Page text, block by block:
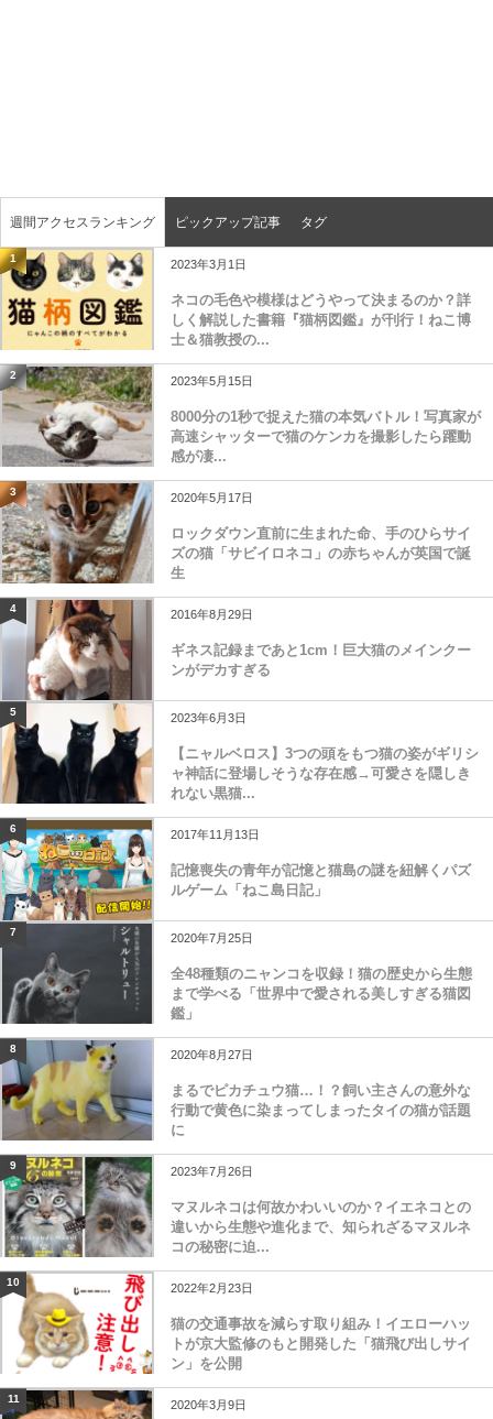
週間アクセスランキング ピックアップ記事 タグ
1 2023年3月1日
ネコの毛色や模様はどうやって決まるのか？詳
しく解説した書籍『猫柄図鑑』が刊行！ねこ博
士＆猫教授の...
2 2023年5月15日
8000分の1秒で捉えた猫の本気バトル！写真家が
高速シャッターで猫のケンカを撮影したら躍動
感が凄...
3 2020年5月17日
ロックダウン直前に生まれた命、手のひらサイ
ズの猫「サビイロネコ」の赤ちゃんが英国で誕
生
4 2016年8月29日
ギネス記録まであと1cm！巨大猫のメインクー
ンがデカすぎる
5 2023年6月3日
【ニャルベロス】3つの頭をもつ猫の姿がギリシ
ャ神話に登場しそうな存在感→可愛さを隠しき
れない黒猫...
6 2017年11月13日
記憶喪失の青年が記憶と猫島の謎を紐解くパズ
ルゲーム「ねこ島日記」
7 2020年7月25日
全48種類のニャンコを収録！猫の歴史から生態
まで学べる「世界中で愛される美しすぎる猫図
鑑」
8 2020年8月27日
まるでピカチュウ猫…！？飼い主さんの意外な
行動で黄色に染まってしまったタイの猫が話題
に
9 2023年7月26日
マヌルネコは何故かわいいのか？イエネコとの
違いから生態や進化まで、知られざるマヌルネ
コの秘密に迫...
10 2022年2月23日
猫の交通事故を減らす取り組み！イエローハッ
トが京大監修のもと開発した「猫飛び出しサイ
ン」を公開
11 2020年3月9日